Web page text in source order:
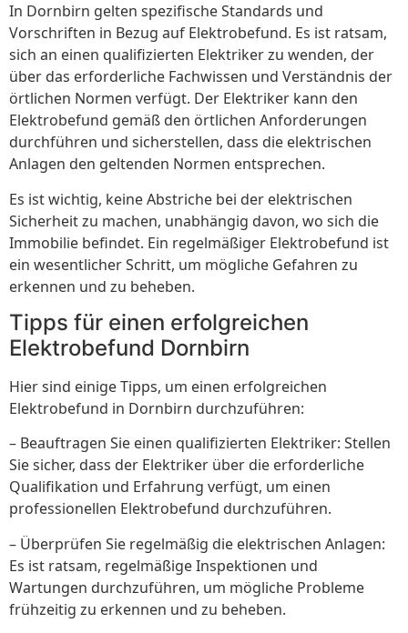
In Dornbirn gelten spezifische Standards und
Vorschriften in Bezug auf Elektrobefund. Es ist ratsam,
sich an einen qualifizierten Elektriker zu wenden, der
über das erforderliche Fachwissen und Verständnis der
örtlichen Normen verfügt. Der Elektriker kann den
Elektrobefund gemäß den örtlichen Anforderungen
durchführen und sicherstellen, dass die elektrischen
Anlagen den geltenden Normen entsprechen.
Es ist wichtig, keine Abstriche bei der elektrischen
Sicherheit zu machen, unabhängig davon, wo sich die
Immobilie befindet. Ein regelmäßiger Elektrobefund ist
ein wesentlicher Schritt, um mögliche Gefahren zu
erkennen und zu beheben.
Tipps für einen erfolgreichen
Elektrobefund Dornbirn
Hier sind einige Tipps, um einen erfolgreichen
Elektrobefund in Dornbirn durchzuführen:
– Beauftragen Sie einen qualifizierten Elektriker: Stellen
Sie sicher, dass der Elektriker über die erforderliche
Qualifikation und Erfahrung verfügt, um einen
professionellen Elektrobefund durchzuführen.
– Überprüfen Sie regelmäßig die elektrischen Anlagen:
Es ist ratsam, regelmäßige Inspektionen und
Wartungen durchzuführen, um mögliche Probleme
frühzeitig zu erkennen und zu beheben.